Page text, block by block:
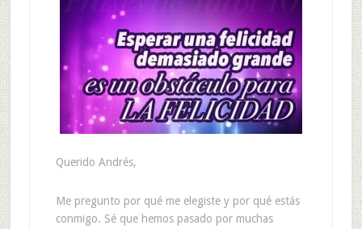
Querido Andrés,
Me pregunto por qué me elegiste y por qué estás
conmigo. Sé que hemos pasado por muchas